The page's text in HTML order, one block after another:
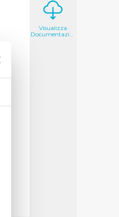
Visualizza
Documentazione